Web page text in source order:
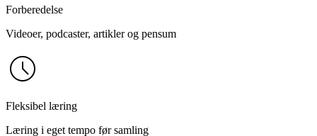
Forberedelse
Videoer, podcaster, artikler og pensum
schedule
Fleksibel læring
Læring i eget tempo før samling